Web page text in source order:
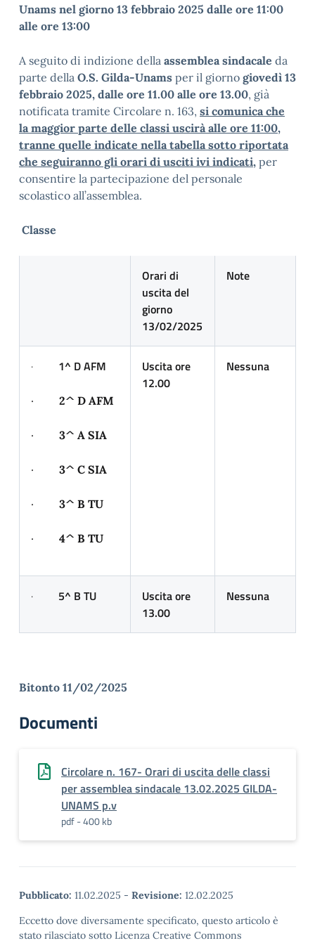
Unams nel giorno 13 febbraio 2025 dalle ore 11:00
alle ore 13:00
A seguito di indizione della assemblea sindacale da
parte della O.S. Gilda-Unams per il giorno giovedì 13
febbraio 2025, dalle ore 11.00 alle ore 13.00, già
notificata tramite Circolare n. 163, si comunica che
la maggior parte delle classi uscirà alle ore 11:00,
tranne quelle indicate nella tabella sotto riportata
che seguiranno gli orari di usciti ivi indicati, per
consentire la partecipazione del personale
scolastico all’assemblea.
Classe
Orari di
uscita del
giorno
13/02/2025
Note
· 1^ D AFM
· 2^ D AFM
· 3^ A SIA
· 3^ C SIA
· 3^ B TU
· 4^ B TU
Uscita ore
12.00
Nessuna
· 5^ B TU
Uscita ore
13.00
Nessuna
Bitonto 11/02/2025
Documenti
Circolare n. 167- Orari di uscita delle classi
per assemblea sindacale 13.02.2025 GILDA-
UNAMS p.v
pdf - 400 kb
Pubblicato: 11.02.2025 - Revisione: 12.02.2025
Eccetto dove diversamente specificato, questo articolo è
stato rilasciato sotto Licenza Creative Commons